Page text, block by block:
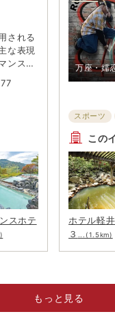
される
な表現
ンス集
マン
ならで
体験コ
スホテ
万座・嬬
スポーツ
この
ホテル軽
３ ...(1.5km)
もっと見る